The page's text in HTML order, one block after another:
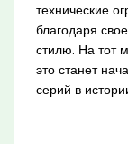
технические
благодаря
стилю. На тот
это станет
серий в